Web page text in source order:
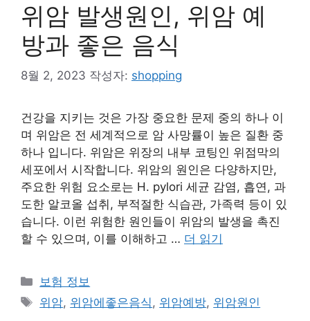
위암 발생원인, 위암 예
방과 좋은 음식
8월 2, 2023 작성자: shopping
건강을 지키는 것은 가장 중요한 문제 중의 하나 이
며 위암은 전 세계적으로 암 사망률이 높은 질환 중
하나 입니다. 위암은 위장의 내부 코팅인 위점막의
세포에서 시작합니다. 위암의 원인은 다양하지만,
주요한 위험 요소로는 H. pylori 세균 감염, 흡연, 과
도한 알코올 섭취, 부적절한 식습관, 가족력 등이 있
습니다. 이런 위험한 원인들이 위암의 발생을 촉진
할 수 있으며, 이를 이해하고 … 더 읽기
카
테
고
보험 정보
태
위암, 위암에좋은음식 , 위암예방, 위암원인